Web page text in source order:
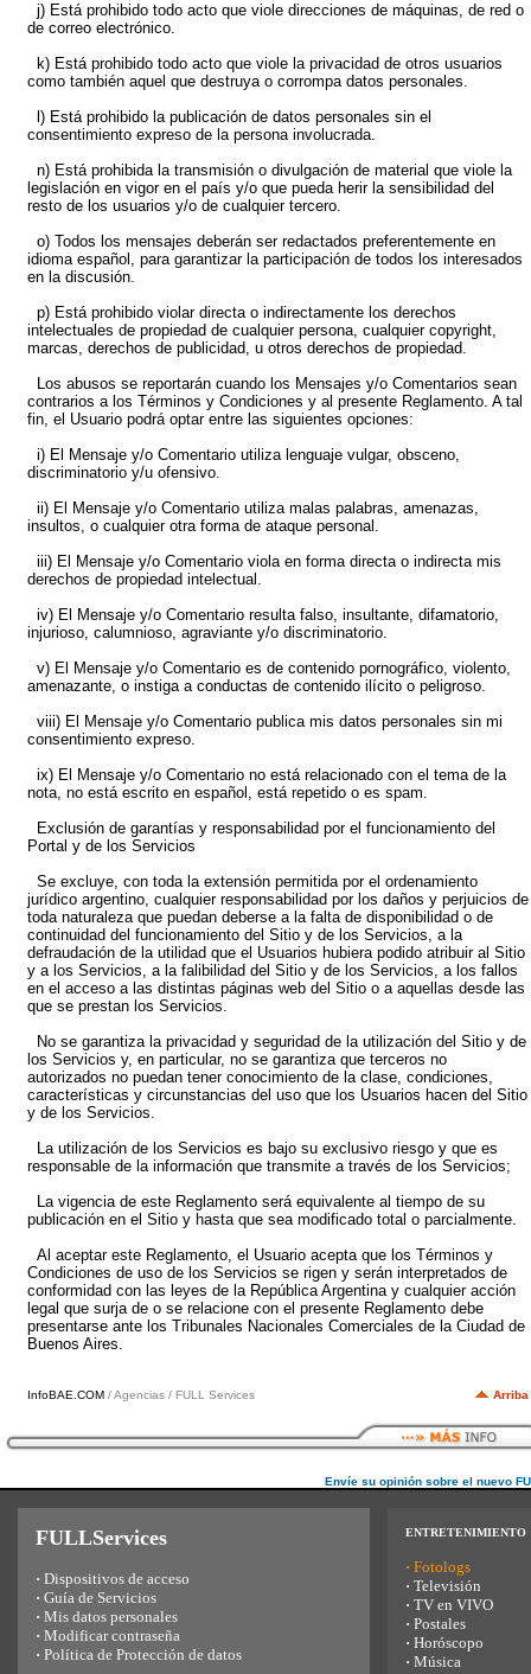
j) Está prohibido todo acto que viole direcciones de máquinas, de red o
de correo electrónico.
k) Está prohibido todo acto que viole la privacidad de otros usuarios
como también aquel que destruya o corrompa datos personales.
l) Está prohibido la publicación de datos personales sin el
consentimiento expreso de la persona involucrada.
n) Está prohibida la transmisión o divulgación de material que viole la
legislación en vigor en el país y/o que pueda herir la sensibilidad del
resto de los usuarios y/o de cualquier tercero.
o) Todos los mensajes deberán ser redactados preferentemente en
idioma español, para garantizar la participación de todos los interesados
en la discusión.
p) Está prohibido violar directa o indirectamente los derechos
intelectuales de propiedad de cualquier persona, cualquier copyright,
marcas, derechos de publicidad, u otros derechos de propiedad.
Los abusos se reportarán cuando los Mensajes y/o Comentarios sean
contrarios a los Términos y Condiciones y al presente Reglamento. A tal
fin, el Usuario podrá optar entre las siguientes opciones:
i) El Mensaje y/o Comentario utiliza lenguaje vulgar, obsceno,
discriminatorio y/u ofensivo.
ii) El Mensaje y/o Comentario utiliza malas palabras, amenazas,
insultos, o cualquier otra forma de ataque personal.
iii) El Mensaje y/o Comentario viola en forma directa o indirecta mis
derechos de propiedad intelectual.
iv) El Mensaje y/o Comentario resulta falso, insultante, difamatorio,
injurioso, calumnioso, agraviante y/o discriminatorio.
v) El Mensaje y/o Comentario es de contenido pornográfico, violento,
amenazante, o instiga a conductas de contenido ilícito o peligroso.
viii) El Mensaje y/o Comentario publica mis datos personales sin mi
consentimiento expreso.
ix) El Mensaje y/o Comentario no está relacionado con el tema de la
nota, no está escrito en español, está repetido o es spam.
Exclusión de garantías y responsabilidad por el funcionamiento del
Portal y de los Servicios
Se excluye, con toda la extensión permitida por el ordenamiento
jurídico argentino, cualquier responsabilidad por los daños y perjuicios de
toda naturaleza que puedan deberse a la falta de disponibilidad o de
continuidad del funcionamiento del Sitio y de los Servicios, a la
defraudación de la utilidad que el Usuarios hubiera podido atribuir al Sitio
y a los Servicios, a la falibilidad del Sitio y de los Servicios, a los fallos
en el acceso a las distintas páginas web del Sitio o a aquellas desde las
que se prestan los Servicios.
No se garantiza la privacidad y seguridad de la utilización del Sitio y de
los Servicios y, en particular, no se garantiza que terceros no
autorizados no puedan tener conocimiento de la clase, condiciones,
características y circunstancias del uso que los Usuarios hacen del Sitio
y de los Servicios.
La utilización de los Servicios es bajo su exclusivo riesgo y que es
responsable de la información que transmite a través de los Servicios;
La vigencia de este Reglamento será equivalente al tiempo de su
publicación en el Sitio y hasta que sea modificado total o parcialmente.
Al aceptar este Reglamento, el Usuario acepta que los Términos y
Condiciones de uso de los Servicios se rigen y serán interpretados de
conformidad con las leyes de la República Argentina y cualquier acción
legal que surja de o se relacione con el presente Reglamento debe
presentarse ante los Tribunales Nacionales Comerciales de la Ciudad de
Buenos Aires.
InfoBAE.COM / Agencias / FULL Services Arriba
Envíe su opinión sobre el nuevo
FULLServices
· Dispositivos de acceso
· Guía de Servicios
· Mis datos personales
· Modificar contraseña
· Política de Protección de datos
ENTRETENIMIENTO
· Fotologs
· Televisión
· TV en VIVO
· Postales
· Horóscopo
· Música